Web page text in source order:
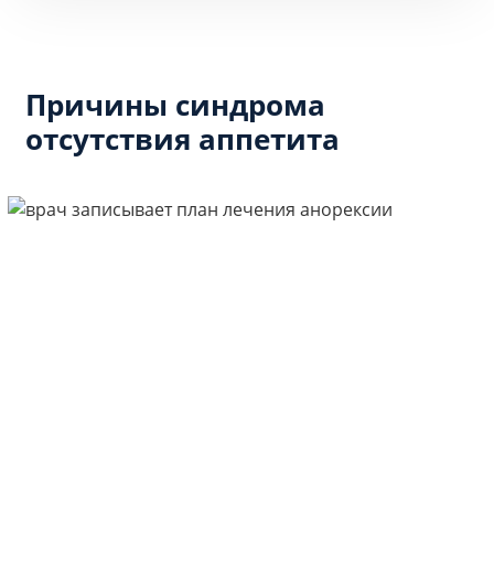
Причины синдрома
отсутствия аппетита